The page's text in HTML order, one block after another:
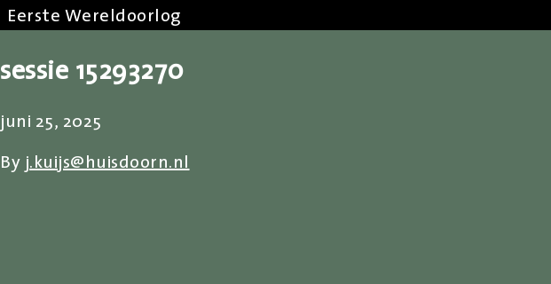
Eerste Wereldoorlog
sessie 15293270
juni 25, 2025
By j.kuijs@huisdoorn.nl